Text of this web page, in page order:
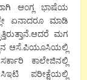
ಆಂಗ್ಲ ಭಾಷೆಯ
ಏನಾದರೂ ಮಾಡಿ
ಮಗ
ಆಸೆ.ಪಿಯೂಸಿಯಲ್ಲಿ
ಕಾಲೇಜಿನಲ್ಲಿ
ಪರೀಕ್ಷೆಯಲ್ಲಿ